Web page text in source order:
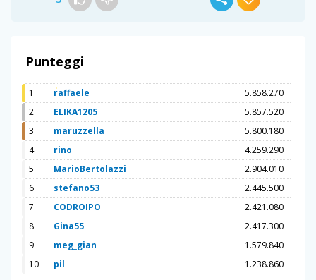
Punteggi
1 raffaele
5.858.270
2
ELIKA1205
5.857.520
3
maruzzella
5.800.180
4
rino
4.259.290
5
MarioBertolazzi
2.904.010
6
stefano53
2.445.500
7
CODROIPO
2.421.080
8
Gina55
2.417.300
9
meg_gian
1.579.840
10
pil 1.238.860